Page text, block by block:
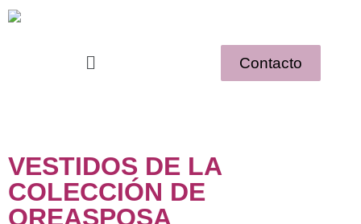
Contacto
VESTIDOS DE LA
COLECCIÓN DE
OREASPOSA